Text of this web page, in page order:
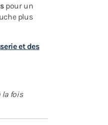
pour un
plus
et des
la fois